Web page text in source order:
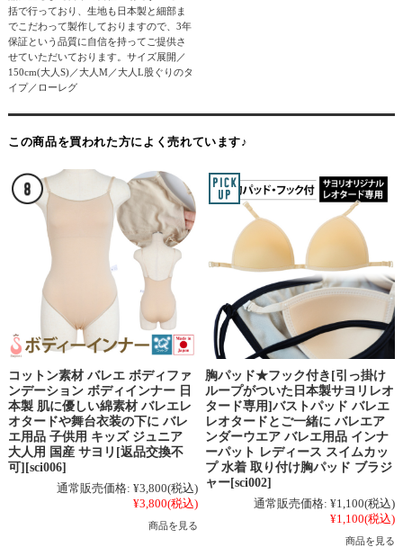
括で行っており、生地も日本製と細部ま
でこだわって製作しておりますので、3年
保証という品質に自信を持ってご提供さ
せていただいております。サイズ展開／
150cm(大人S)／大人M／大人L股ぐりのタ
イプ／ローレグ
この商品を買われた方によく売れています♪
コットン素材 バレエ ボディファ
ンデーション ボディインナー 日
本製 肌に優しい綿素材 バレエレ
オタードや舞台衣装の下に バレ
エ用品 子供用 キッズ ジュニア
大人用 国産 サヨリ[返品交換不
可][sci006]
通常販売価格: ¥3,800(税込)
¥3,800(税込)
商品を見る
胸パッド★フック付き[引っ掛け
ループがついた日本製サヨリレオ
タード専用]バストパッド バレエ
レオタードとご一緒に バレエア
ンダーウエア バレエ用品 インナ
ーパット レディース スイムカッ
プ 水着 取り付け胸パッド ブラジ
ャー[sci002]
通常販売価格: ¥1,100(税込)
¥1,100(税込)
商品を見る